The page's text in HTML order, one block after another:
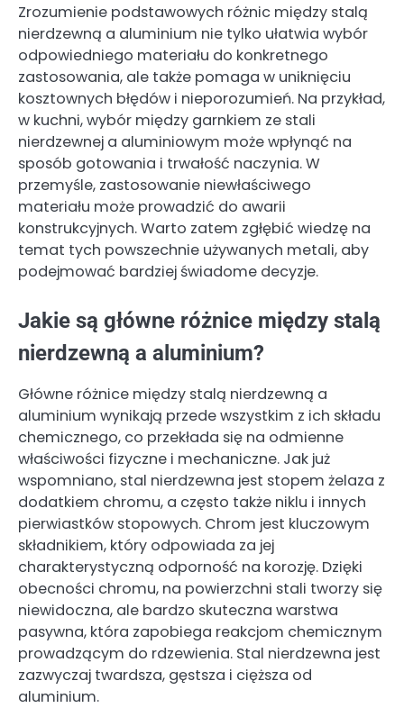
Zrozumienie podstawowych różnic między stalą
nierdzewną a aluminium nie tylko ułatwia wybór
odpowiedniego materiału do konkretnego
zastosowania, ale także pomaga w uniknięciu
kosztownych błędów i nieporozumień. Na przykład,
w kuchni, wybór między garnkiem ze stali
nierdzewnej a aluminiowym może wpłynąć na
sposób gotowania i trwałość naczynia. W
przemyśle, zastosowanie niewłaściwego
materiału może prowadzić do awarii
konstrukcyjnych. Warto zatem zgłębić wiedzę na
temat tych powszechnie używanych metali, aby
podejmować bardziej świadome decyzje.
Jakie są główne różnice między stalą
nierdzewną a aluminium?
Główne różnice między stalą nierdzewną a
aluminium wynikają przede wszystkim z ich składu
chemicznego, co przekłada się na odmienne
właściwości fizyczne i mechaniczne. Jak już
wspomniano, stal nierdzewna jest stopem żelaza z
dodatkiem chromu, a często także niklu i innych
pierwiastków stopowych. Chrom jest kluczowym
składnikiem, który odpowiada za jej
charakterystyczną odporność na korozję. Dzięki
obecności chromu, na powierzchni stali tworzy się
niewidoczna, ale bardzo skuteczna warstwa
pasywna, która zapobiega reakcjom chemicznym
prowadzącym do rdzewienia. Stal nierdzewna jest
zazwyczaj twardsza, gęstsza i cięższa od
aluminium.